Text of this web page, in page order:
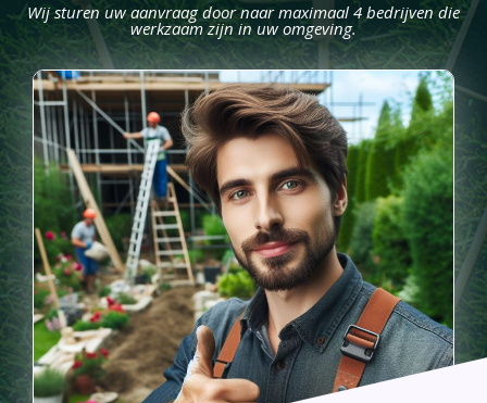
Wij sturen uw aanvraag door naar maximaal 4 bedrijven die
werkzaam zijn in uw omgeving.